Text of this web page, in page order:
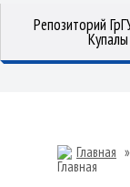
Репозиторий
Купалы
Главная »